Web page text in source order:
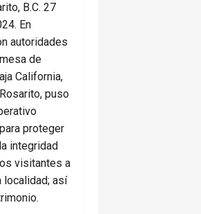
B.C. 27
En
autoridades
de
California,
puso
proteger
integridad
visitantes a
localidad; así